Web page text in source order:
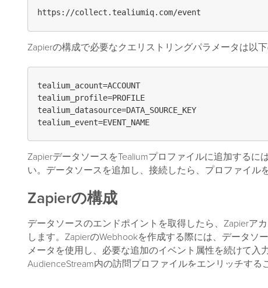
Zapierの構成で必要なクエリストリングパラメータは以下
tealium_acount=ACCOUNT
tealium_profile=PROFILE
tealium_datasource=DATA_SOURCE_KEY
ZapierデータソースをTealiumプロファイルに追加するには
い。データソースを追加し、接続したら、プロファイル
Zapierの構成
データソースのエンドポイントを取得したら、Zapierア
します。ZapierのWebhookを作成する際には、データソ
メータを使用し、必要な追加のイベント属性を続けて入
AudienceStream内の訪問プロファイルをエンリッチす